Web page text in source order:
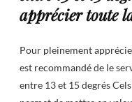
apprécier toute
Pour pleinement
est recommandé de le
entre 13 et 15 degrés